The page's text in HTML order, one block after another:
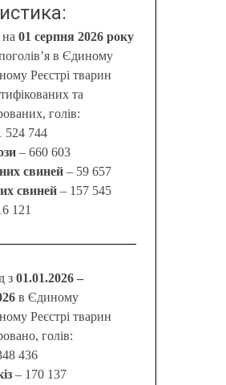
01 серпня 2026 року
в Єдиному
Реєстрі тварин
та
голів:
524 744
– 660 603
свиней– 59 657
свиней – 157 545
121
з01.01.2026 –
в Єдиному
Реєстрі тварин
голів:
436
– 170 137